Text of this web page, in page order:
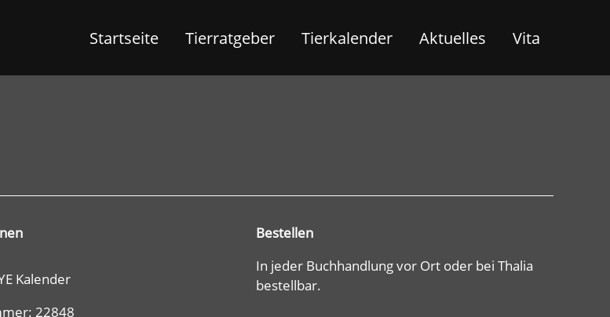
Startseite Tierratgeber Tierkalender Aktuelles Vita
Kalender
22848
Bestellen
In jeder Buchhandlung vor Ort oder bei Thalia
bestellbar.